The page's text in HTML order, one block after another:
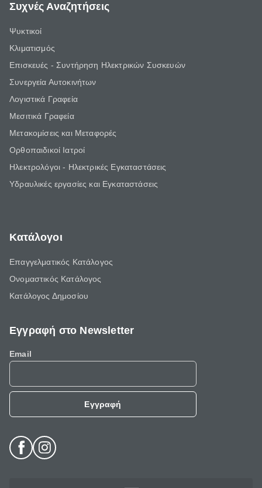
Συχνές Αναζητήσεις
Ψυκτικοί
Κλιματισμός
Επισκευές - Συντήρηση Ηλεκτρικών Συσκευών
Συνεργεία Αυτοκινήτων
Λογιστικά Γραφεία
Μεσιτικά Γραφεία
Μετακομίσεις και Μεταφορές
Ορθοπαιδικοί Ιατροί
Ηλεκτρολόγοι - Ηλεκτρικές Εγκαταστάσεις
Υδραυλικές εργασίες και Εγκαταστάσεις
Κατάλογοι
Επαγγελματικός Κατάλογος
Ονομαστικός Κατάλογος
Κατάλογος Δημοσίου
Εγγραφή στο Newsletter
Email
Εγγραφή